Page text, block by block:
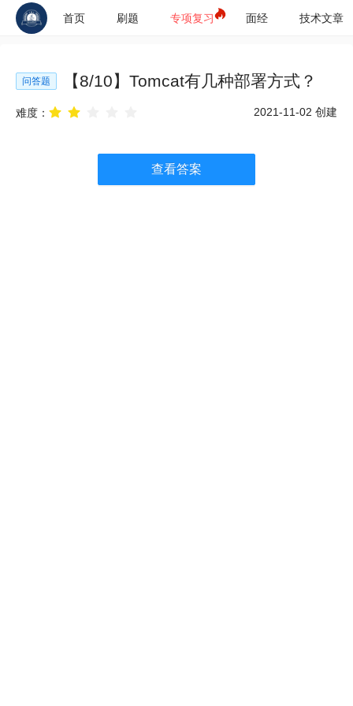
首页 刷题 专项复习 面经 技术文章
问答题 【8/10】 Tomcat有几种部署方式？
难度： 2021-11-02 创建
查看答案